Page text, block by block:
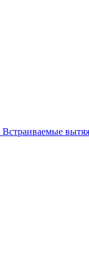
Встраиваемые